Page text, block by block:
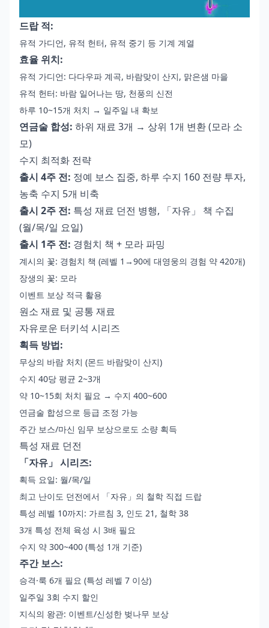
드랍 적:
유적 가디언, 유적 헌터, 유적 중기 등 기계 계열
효율 위치:
유적 가디언: 다다우파 계곡, 바람맞이 산지, 맑은샘 마을
유적 헌터: 바람 일어나는 땅, 천풍의 신전
하루 10~15개 처치 → 일주일 내 확보
연금술 합성: 하위 재료 3개 → 상위 1개 변환 (모라 소
모)
수지 최적화 전략
출시 4주 전: 정예 보스 집중, 하루 수지 160 전량 투자,
농축 수지 5개 비축
출시 2주 전: 특성 재료 던전 병행, 「자유」 책 수집
(월/목/일 요일)
출시 1주 전: 경험치 책 + 모라 파밍
계시의 꽃: 경험치 책 (레벨 1→90에 대영웅의 경험 약 420개)
장생의 꽃: 모라
이벤트 보상 적극 활용
원소 재료 및 공통 재료
자유로운 터키석 시리즈
획득 방법:
무상의 바람 처치 (몬드 바람맞이 산지)
수지 40당 평균 2~3개
약 10~15회 처치 필요 → 수지 400~600
연금술 합성으로 등급 조정 가능
주간 보스/마신 임무 보상으로도 소량 획득
특성 재료 던전
「자유」 시리즈:
획득 요일: 월/목/일
최고 난이도 던전에서 「자유」의 철학 직접 드랍
특성 레벨 10까지: 가르침 3, 인도 21, 철학 38
3개 특성 전체 육성 시 3배 필요
수지 약 300~400 (특성 1개 기준)
주간 보스:
승격·룩 6개 필요 (특성 레벨 7 이상)
일주일 3회 수지 할인
지식의 왕관: 이벤트/신성한 벚나무 보상